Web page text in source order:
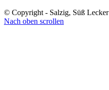
© Copyright - Salzig, Süß Lecker
Nach oben scrollen